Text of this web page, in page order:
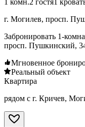
1 комн.2 гостя1
г. Могилев, просп.
Забронировать 1-
просп. Пушкинский,
Мгновенное
Реальный объект
Квартира
рядом с г. Кричев,